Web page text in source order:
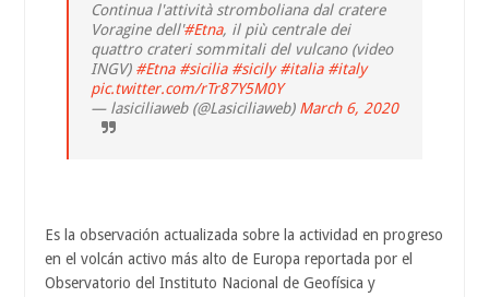
Continua l'attività stromboliana dal cratere
Voragine dell'#Etna, il più centrale dei
quattro crateri sommitali del vulcano (video
INGV) #Etna #sicilia #sicily #italia #italy
pic.twitter.com/rTr87Y5M0Y
— lasiciliaweb (@Lasiciliaweb) March 6, 2020
Es la observación actualizada sobre la actividad en progreso
en el volcán activo más alto de Europa reportada por el
Observatorio del Instituto Nacional de Geofísica y